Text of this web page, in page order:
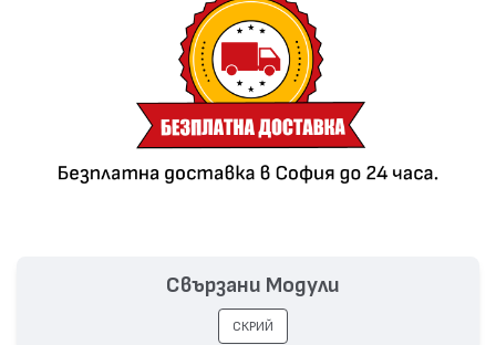
Свързани Модули
СКРИЙ